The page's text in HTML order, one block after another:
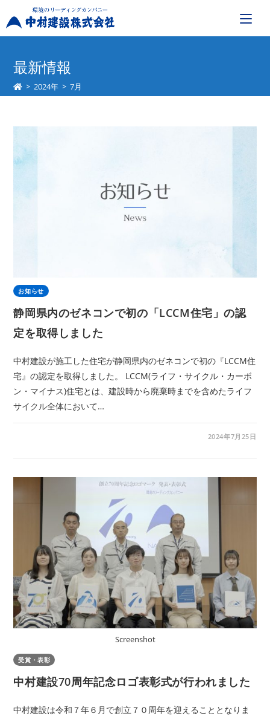
最新情報
> 2024年 > 7月
お知らせ
静岡県内のゼネコンで初の「LCCM住宅」の認
定を取得しました
中村建設が施工した住宅が静岡県内のゼネコンで初の『LCCM住
宅』の認定を取得しました。 LCCM(ライフ・サイクル・カーボ
ン・マイナス)住宅とは、建設時から廃棄時までを含めたライフ
サイクル全体において…
2024年7月25日
Screenshot
受賞・表彰
中村建設70周年記念ロゴ表彰式が行われました
中村建設は令和７年６月で創立７０周年を迎えることとなりま